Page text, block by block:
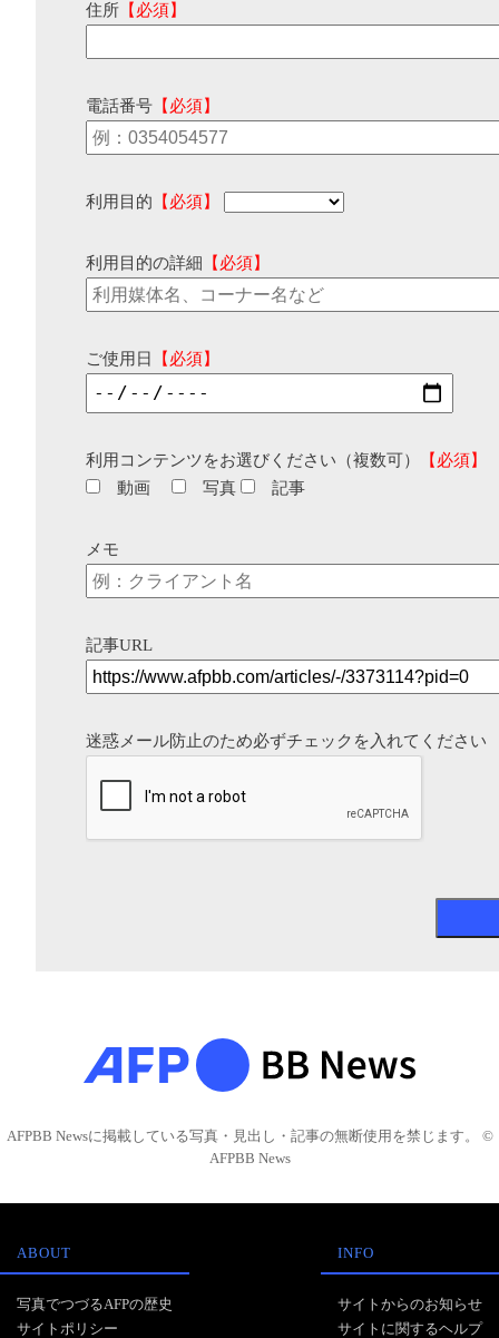
住所 【必須】
電話番号 【必須】
利用目的 【必須】
利用目的の詳細 【必須】
ご使用日 【必須】
利用コンテンツをお選びください（複数可）
【必須】
動画
写真 記事
メモ
記事URL
迷惑メール防止のため必ずチェックを入れてください
AFPBB Newsに掲載している写真・見出し・記事の無断使用を禁じます。 ©
AFPBB News
ABOUT
写真でつづるAFPの歴史
サイトポリシー
INFO
サイトからのお知らせ
サイトに関するヘルプ